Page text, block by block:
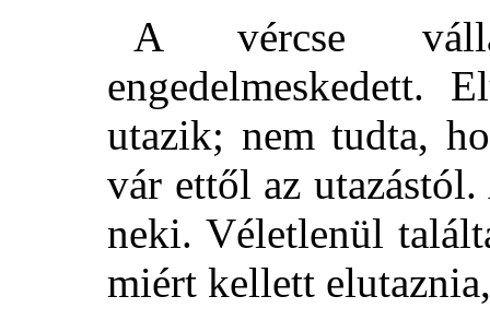
A vércse
engedelmeskedett.
utazik; nem tudta,
vár ettől az
neki. Véletlenül
miért kellett